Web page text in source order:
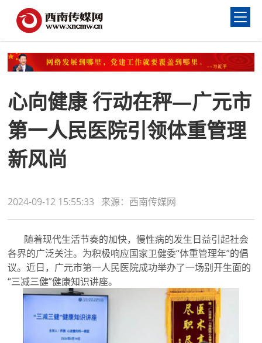
心向健康 行动在秤—广元市
第一人民医院引领体重管理
新风尚
2024-09-12 15:55:33 来源：西南传媒网
随着现代生活节奏的加快，慢性病的发生日益引起社会
各界的广泛关注。为积极响应国家卫健委“体重管理年”的倡
议。近日，广元市第一人民医院成功举办了一场别开生面的
“三减三健”健康知识讲座。